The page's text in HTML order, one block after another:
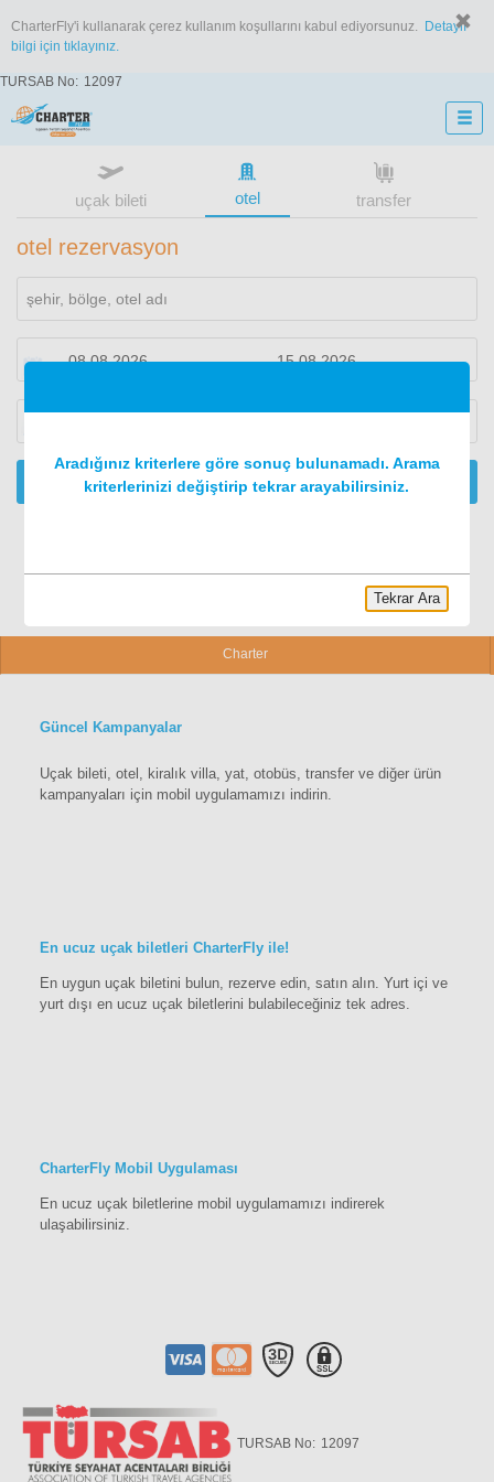
CharterFly'i kullanarak çerez kullanım koşullarını kabul ediyorsunuz.
Detaylı
bilgi için tıklayınız.
TURSAB No: 12097
uçak bileti otel transfer
otel rezervasyon
ARA
Charter
Güncel Kampanyalar
Uçak bileti, otel, kiralık villa, yat, otobüs, transfer ve diğer ürün
kampanyaları için mobil uygulamamızı indirin.
En ucuz uçak biletleri CharterFly ile!
En uygun uçak biletini bulun, rezerve edin, satın alın. Yurt içi ve
yurt dışı en ucuz uçak biletlerini bulabileceğiniz tek adres.
CharterFly Mobil Uygulaması
En ucuz uçak biletlerine mobil uygulamamızı indirerek
ulaşabilirsiniz.
TURSAB No: 12097
Aradığınız kriterlere göre sonuç bulunamadı. Arama
kriterlerinizi değiştirip tekrar arayabilirsiniz.
Tekrar Ara